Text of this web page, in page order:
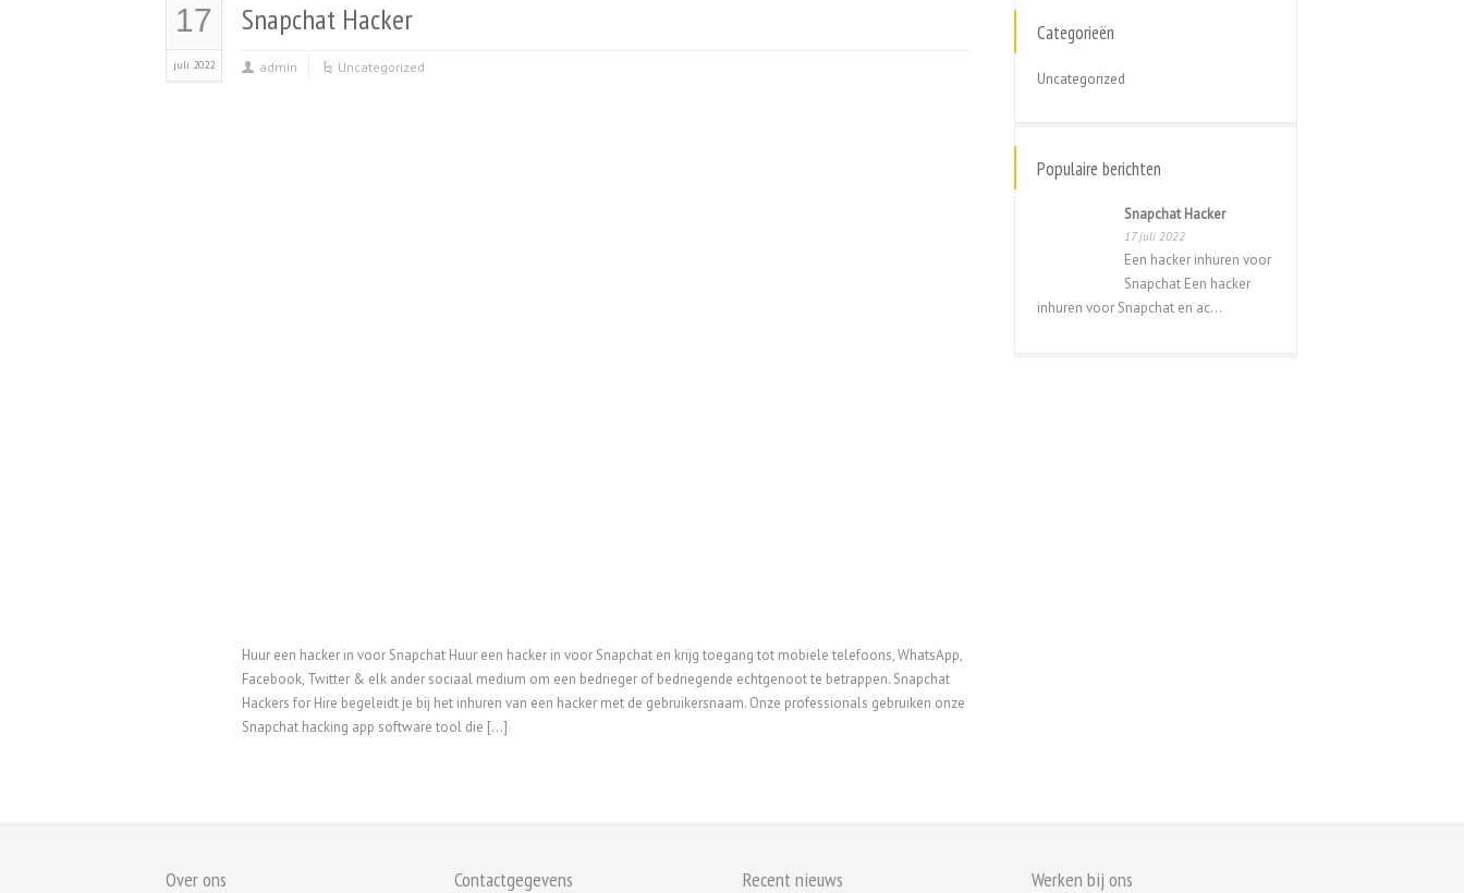
17
juli 2022
Snapchat Hacker
admin Uncategorized
Huur een hacker in voor Snapchat Huur een hacker in voor Snapchat en krijg toegang tot mobiele telefoons, WhatsApp,
Facebook, Twitter & elk ander sociaal medium om een bedrieger of bedriegende echtgenoot te betrappen. Snapchat
Hackers for Hire begeleidt je bij het inhuren van een hacker met de gebruikersnaam. Onze professionals gebruiken onze
Snapchat hacking app software tool die [...]
Categorieën
Uncategorized
Populaire berichten
Snapchat Hacker
17 juli 2022
Een hacker inhuren voor
Snapchat Een hacker
inhuren voor Snapchat en ac...
Over ons Contactgegevens Recent nieuws Werken bij ons
简体中文
香港中文
繁體中文